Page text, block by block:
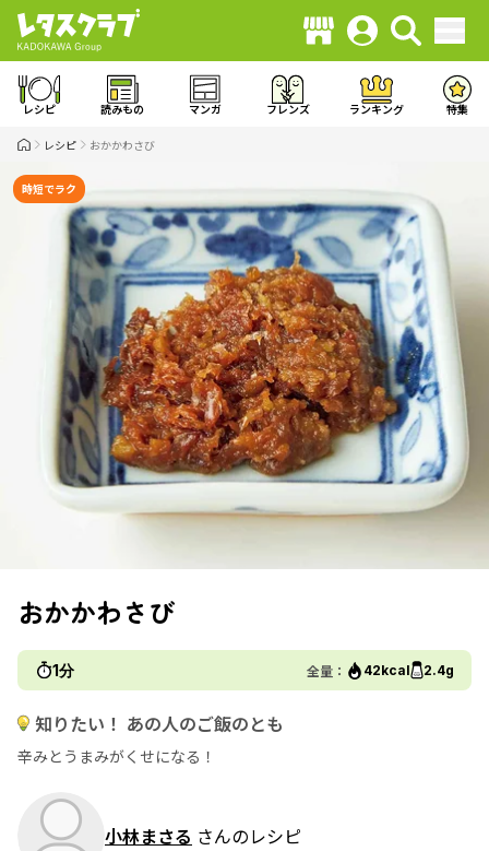
レシピ 読みもの マンガ フレンズ ランキング 特集
レシピ おかかわさび
時短でラク
おかかわさび
1分 全量： 42kcal 2.4g
知りたい！ あの人のご飯のとも
辛みとうまみがくせになる！
小林まさる さんのレシピ